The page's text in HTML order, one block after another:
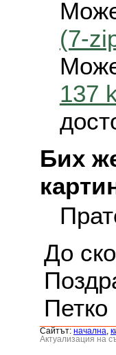
(7-
137
Бих
До
Петко
Сайтът: началнa
Актуализация на